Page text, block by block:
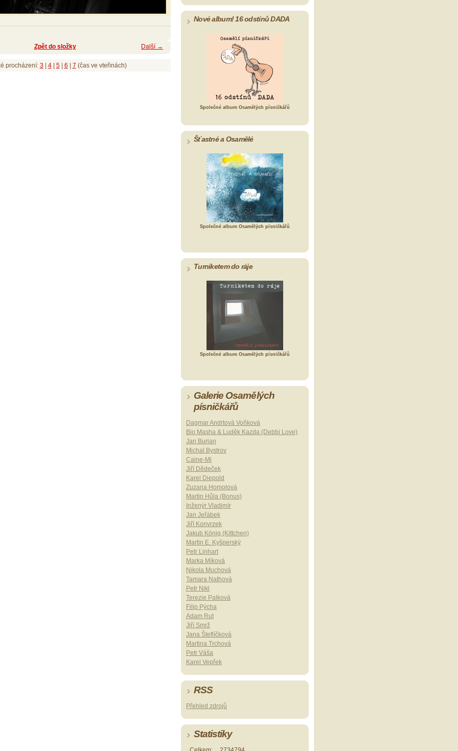
Další →
Zpět do složky
procházení: 3| 4| 5| 6 7 (čas ve vteřinách)
Nové album! 16 odstínů DADA
Společné album Osamělých písničkářů
Šťastné a Osamělé
Společné album Osamělých písničkářů
Turniketem do ráje
Společné album Osamělých písničkářů
Galerie Osamělých
písničkářů
Dagmar Andrtová Voňková
Bio Masha & Luděk Kazda (Debbi Love)
Jan Burian
Michal Bystrov
Caine-Mi
Jiří Dědeček
Karel Diepold
Zuzana Homolová
Martin Hůla (Bonus)
Inženýr Vladimír
Jan Jeřábek
Jiří Konvrzek
Jakub König (Kittchen)
Martin E. Kyšperský
Petr Linhart
Marka Míková
Nikola Muchová
Tamara Nathová
Petr Nikl
Terezie Palková
Filip Pýcha
Adam Rut
Jiří Smrž
Jana Šteflíčková
Martina Trchová
Petr Váša
Karel Vepřek
RSS
Přehled zdrojů
Statistiky